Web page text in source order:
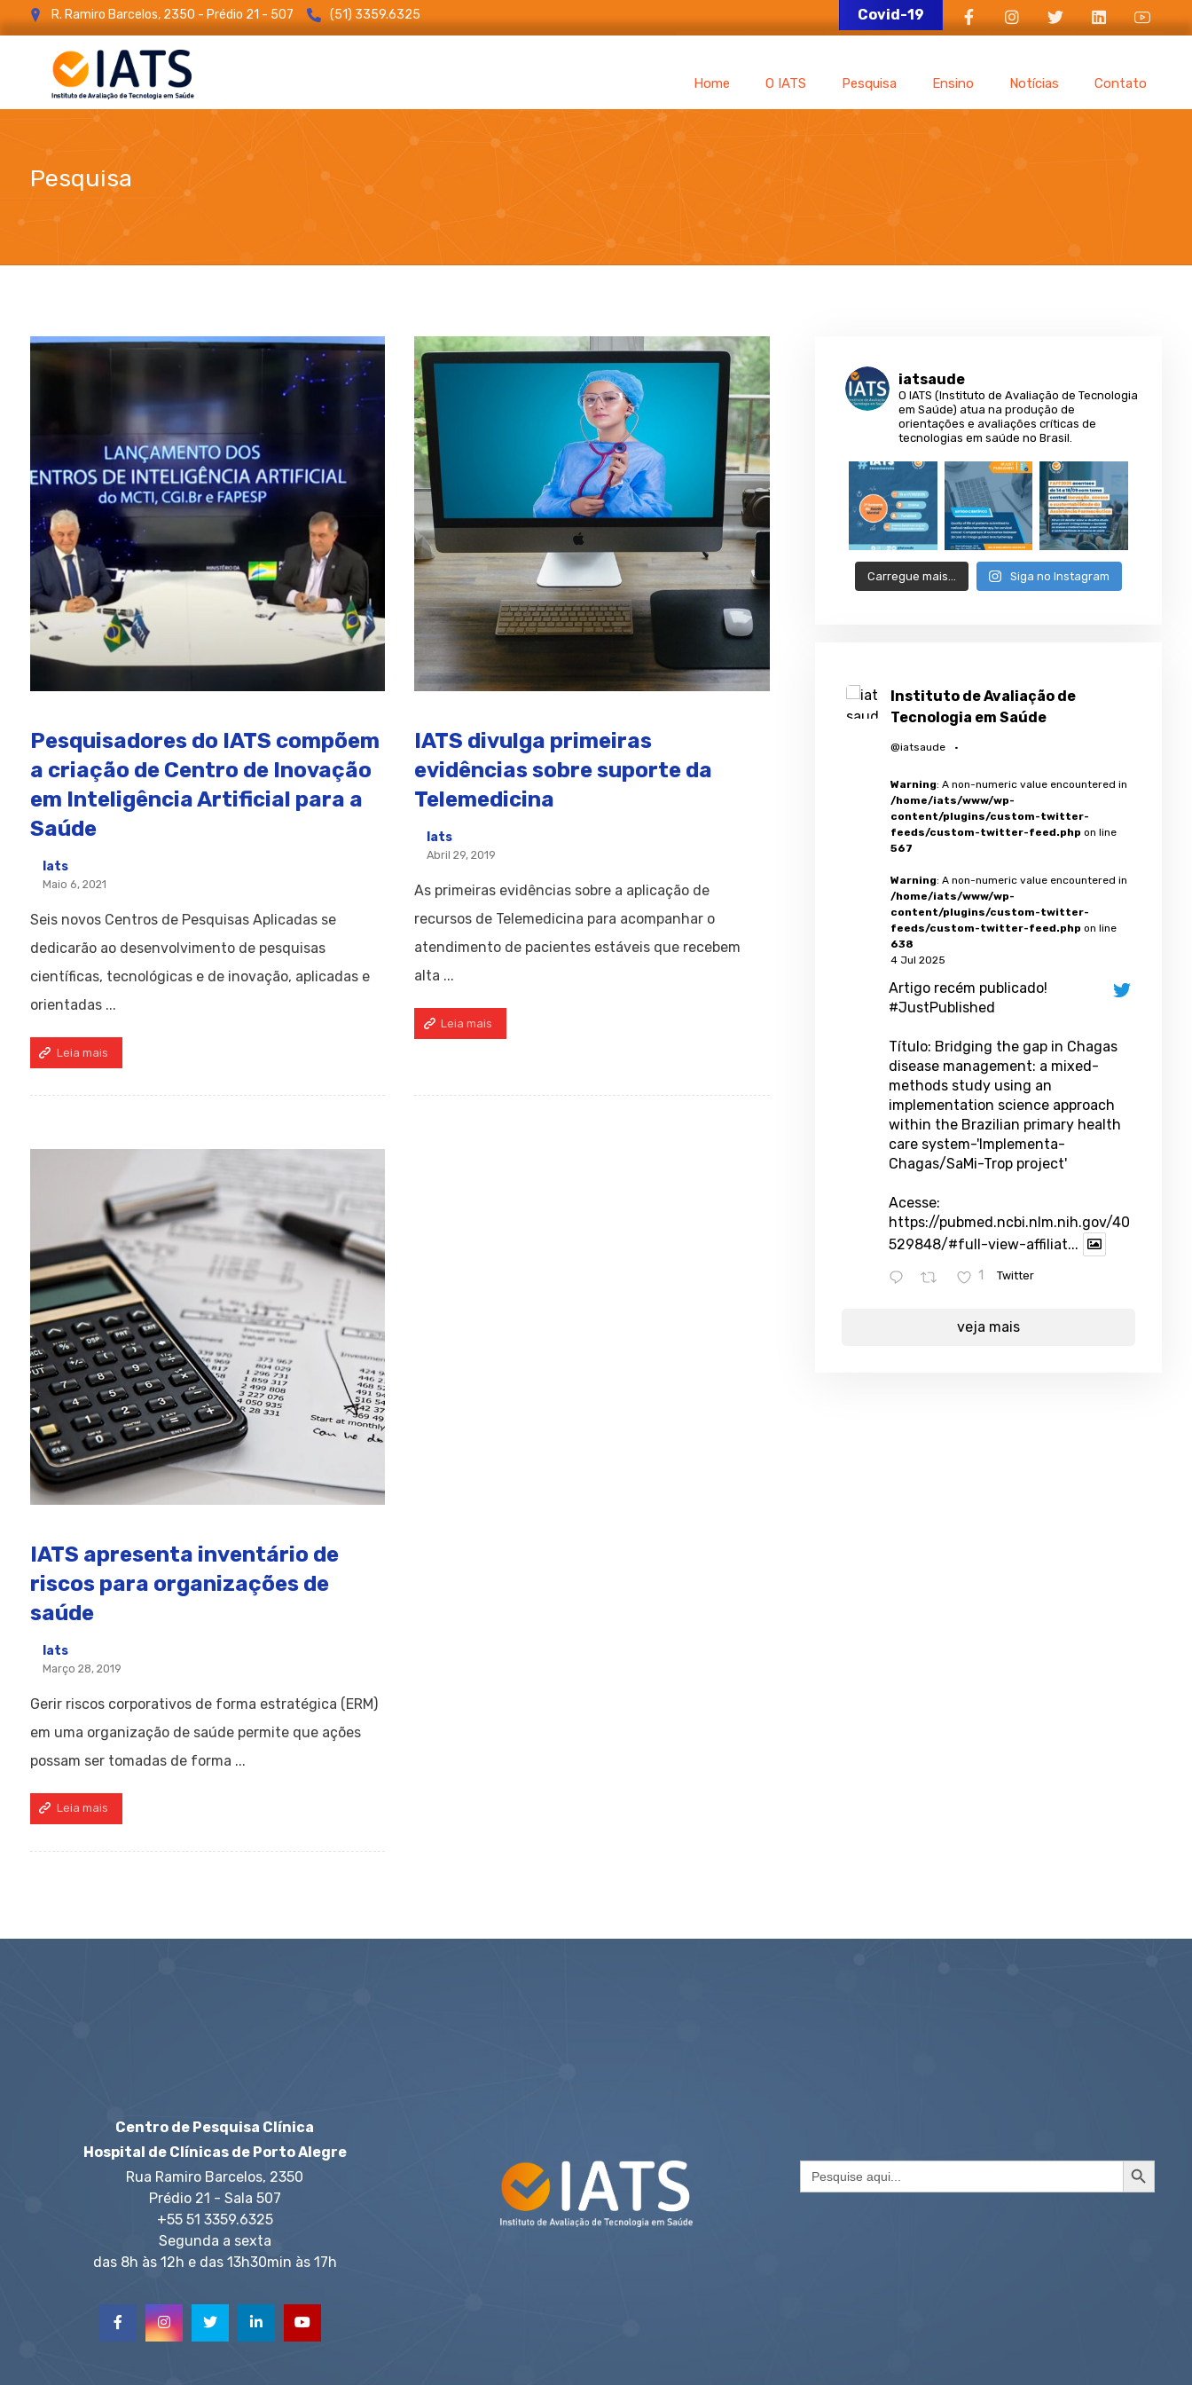
R. Ramiro Barcelos, 2350 - Prédio 21 - 507 (51) 3359.6325 Covid-19
Home O IATS Pesquisa Ensino Notícias Contato
Pesquisa
Pesquisadores do IATS compõem
a criação de Centro de Inovação
em Inteligência Artificial para a
Saúde
Iats
Maio 6, 2021
Seis novos Centros de Pesquisas Aplicadas se
dedicarão ao desenvolvimento de pesquisas
científicas, tecnológicas e de inovação, aplicadas e
orientadas ...
Leia mais
IATS divulga primeiras
evidências sobre suporte da
Telemedicina
Iats
Abril 29, 2019
As primeiras evidências sobre a aplicação de
recursos de Telemedicina para acompanhar o
atendimento de pacientes estáveis que recebem
alta ...
Leia mais
IATS apresenta inventário de
riscos para organizações de
saúde
Iats
Março 28, 2019
Gerir riscos corporativos de forma estratégica (ERM)
em uma organização de saúde permite que ações
possam ser tomadas de forma ...
Leia mais
iatsaude
O IATS (Instituto de Avaliação de Tecnologia
em Saúde) atua na produção de
orientações e avaliações críticas de
tecnologias em saúde no Brasil.
Carregue mais… Siga no Instagram
Instituto de Avaliação de
Tecnologia em Saúde
@iatsaude ·
Warning: A non-numeric value encountered in
/home/iats/www/wp-
content/plugins/custom-twitter-
feeds/custom-twitter-feed.php on line
567
Warning: A non-numeric value encountered in
/home/iats/www/wp-
content/plugins/custom-twitter-
feeds/custom-twitter-feed.php on line
638
4 Jul 2025
Artigo recém publicado!
#JustPublished
Título: Bridging the gap in Chagas
disease management: a mixed-
methods study using an
implementation science approach
within the Brazilian primary health
care system-'Implementa-
Chagas/SaMi-Trop project'
Acesse:
https://pubmed.ncbi.nlm.nih.gov/40
529848/#full-view-affiliat...
1 Twitter
veja mais
Centro de Pesquisa Clínica
Hospital de Clínicas de Porto Alegre
Rua Ramiro Barcelos, 2350
Prédio 21 - Sala 507
+55 51 3359.6325
Segunda a sexta
das 8h às 12h e das 13h30min às 17h
Search
for:
Search Button